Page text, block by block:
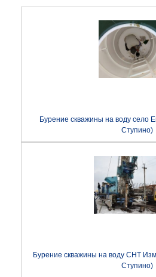
Бурение скважины на воду село
Ступино)
Бурение скважины на воду СНТ
Ступино)